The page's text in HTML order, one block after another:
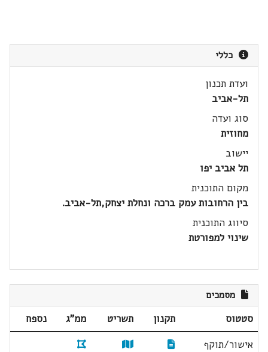
כללי
ועדת תכנון
תל-אביב
סוג ועדה
מחוזית
יישוב
תל אביב יפו
מקום התוכנית
בין הרחובות עמק ברכה ונחלת יצחק,תל-אביב.
סיווג התוכנית
שינוי למפורטת
מסמכים
סטטוס תקנון תשריט ממ"ג
נספח
אישור/תוקף